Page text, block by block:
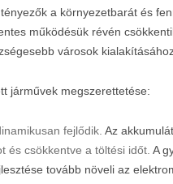
a környezetbarát és
működésük révén
városok
járművek megszerettetése:
fejlődik. Az
és csökkentve a töltési időt. A
tovább növeli az